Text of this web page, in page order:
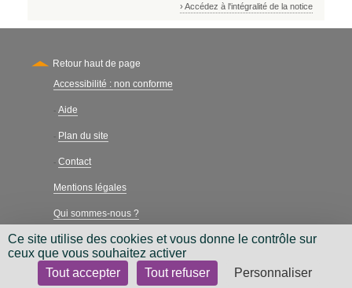
› Accédez à l'intégralité de la notice
Retour haut de page
Secondary
Accessibilité : non conforme
- Aide
- Plan du site
- Contact
Mentions légales
Qui sommes-nous ?
Charte néthique
Ce site utilise des cookies et vous donne le contrôle sur
ceux que vous souhaitez activer
Tout accepter
Tout refuser Personnaliser